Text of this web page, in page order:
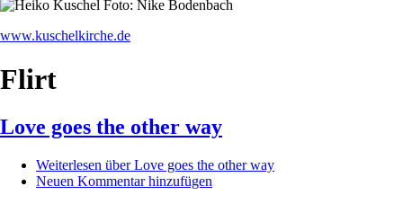
www.kuschelkirche.de
Flirt
Love goes the other way
Weiterlesen über Love goes the other way
Neuen Kommentar hinzufügen